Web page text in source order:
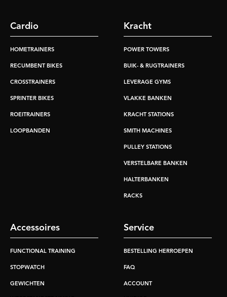
Cardio
HOMETRAINERS
RECUMBENT BIKES
CROSSTRAINERS
SPRINTER BIKES
ROEITRAINERS
LOOPBANDEN
Kracht
POWER TOWERS
BUIK- & RUGTRAINERS
LEVERAGE GYMS
VLAKKE BANKEN
KRACHT STATIONS
SMITH MACHINES
PULLEY STATIONS
VERSTELBARE BANKEN
HALTERBANKEN
RACKS
Accessoires
FUNCTIONAL TRAINING
STOPWATCH
GEWICHTEN
Service
BESTELLING HERROEPEN
FAQ
ACCOUNT